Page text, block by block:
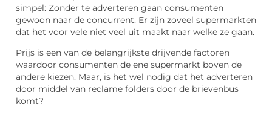
simpel: Zonder te adverteren gaan consumenten
gewoon naar de concurrent. Er zijn zoveel supermarkten
dat het voor vele niet veel uit maakt naar welke ze gaan.
Prijs is een van de belangrijkste drijvende factoren
waardoor consumenten de ene supermarkt boven de
andere kiezen. Maar, is het wel nodig dat het adverteren
door middel van reclame folders door de brievenbus
komt?